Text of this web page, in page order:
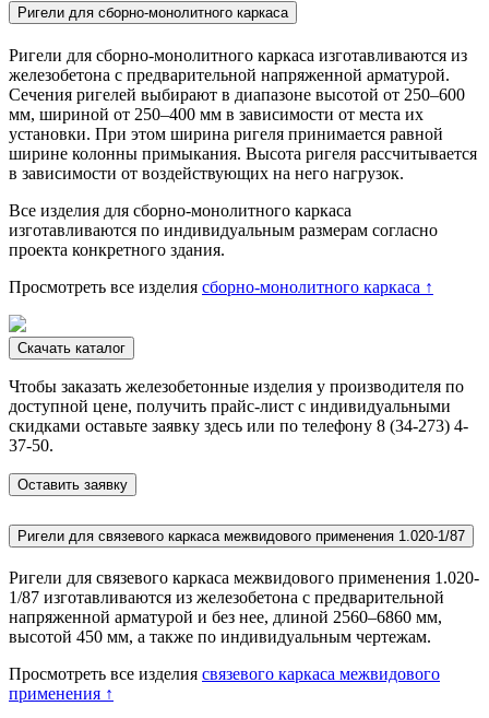
Ригели для сборно-монолитного каркаса
Ригели для сборно-монолитного каркаса изготавливаются из
железобетона с предварительной напряженной арматурой.
Сечения ригелей выбирают в диапазоне высотой от 250–600
мм, шириной от 250–400 мм в зависимости от места их
установки. При этом ширина ригеля принимается равной
ширине колонны примыкания. Высота ригеля рассчитывается
в зависимости от воздействующих на него нагрузок.
Все изделия для сборно-монолитного каркаса
изготавливаются по индивидуальным размерам согласно
проекта конкретного здания.
Просмотреть все изделия сборно-монолитного каркаса ↑
Скачать каталог
Чтобы заказать железобетонные изделия у производителя по
доступной цене, получить прайс-лист с индивидуальными
скидками оставьте заявку здесь или по телефону 8 (34-273) 4-
37-50.
Оставить заявку
Ригели для связевого каркаса межвидового применения 1.020-1/87
Ригели для связевого каркаса межвидового применения 1.020-
1/87 изготавливаются из железобетона с предварительной
напряженной арматурой и без нее, длиной 2560–6860 мм,
высотой 450 мм, а также по индивидуальным чертежам.
Просмотреть все изделия связевого каркаса межвидового
применения ↑